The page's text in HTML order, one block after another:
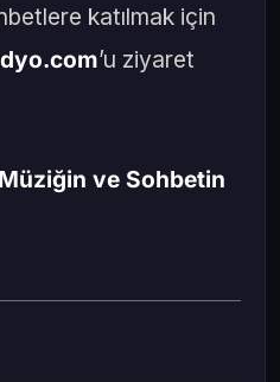
katılmak için
’u ziyaret
ve Sohbetin